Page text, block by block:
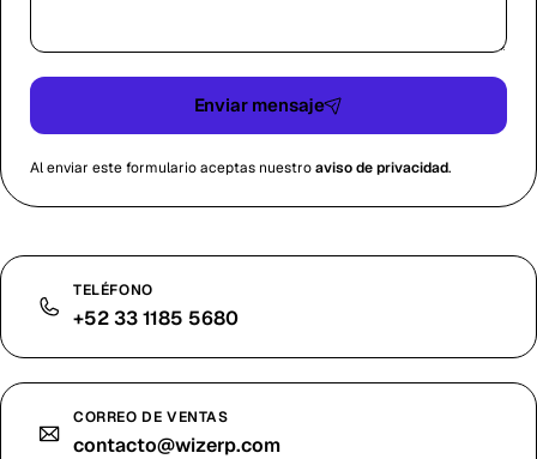
Enviar mensaje
Al enviar este formulario aceptas nuestroaviso de privacidad.
TELÉFONO
+52 33 1185 5680
CORREO DE VENTAS
contacto@wizerp.com